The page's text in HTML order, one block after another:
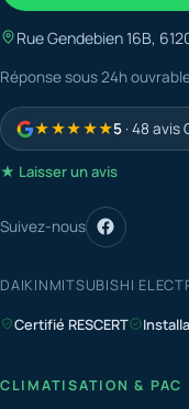
Rue Gendebien 16B,
Réponse sous 24h
★★★★★5 · 48 avis
★ Laisser un avis
Suivez-nous
DAIKINMITSUBISHI
Certifié RESCERT
CLIMATISATION & PAC